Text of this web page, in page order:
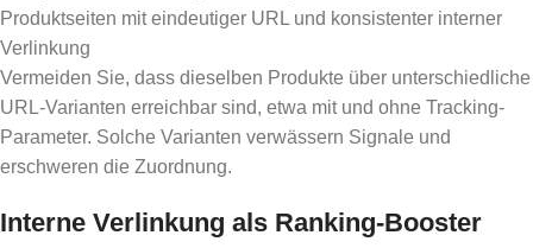
Produktseiten mit eindeutiger URL und konsistenter interner
Verlinkung
Vermeiden Sie, dass dieselben Produkte über unterschiedliche
URL-Varianten erreichbar sind, etwa mit und ohne Tracking-
Parameter. Solche Varianten verwässern Signale und
erschweren die Zuordnung.
Interne Verlinkung als Ranking-Booster